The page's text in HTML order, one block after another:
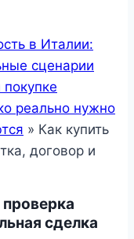
в Италии:
сценарии
реально нужно
» Как купить
договор и
сделка